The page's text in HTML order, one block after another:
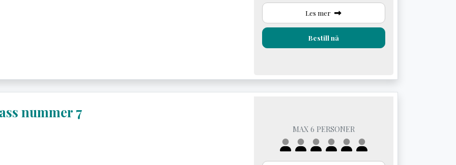
Les mer
Bestill nå
nummer 7
MAX 6 PERSONER